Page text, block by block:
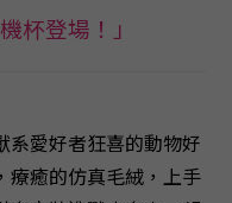
杯登場！」
系愛好者狂喜的動物好
療癒的仿真毛絨，上手